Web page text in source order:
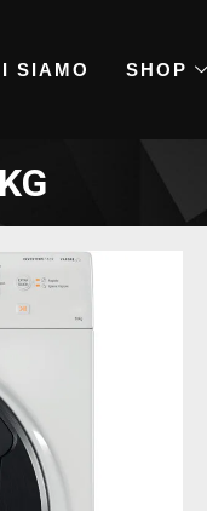
SIAMO SHOP